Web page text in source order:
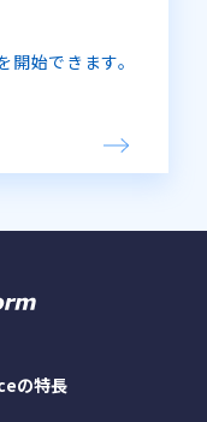
始できます。
の特長